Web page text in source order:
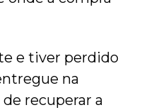
e tiver perdido
na
recuperar a